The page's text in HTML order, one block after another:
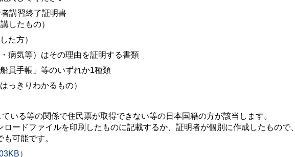
講習終了証明書
したもの）
た方）
病気等）はその理由を証明する書類
員手帳」等のいずれか1種類
っきりわかるもの）
いる等の関係で住民票が取得できない等の日本国籍の方が該当します。
ロードファイルを印刷したものに記載するか、証明者が個別に作成したもので、
可能です。
）